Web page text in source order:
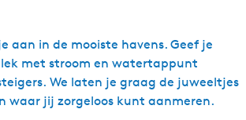
aan in de mooiste havens. Geef je
met stroom en watertappunt
We laten je graag de juweeltjes
waar jij zorgeloos kunt aanmeren.